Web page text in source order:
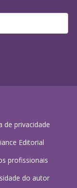
de privacidade
Editorial
profissionais
do autor